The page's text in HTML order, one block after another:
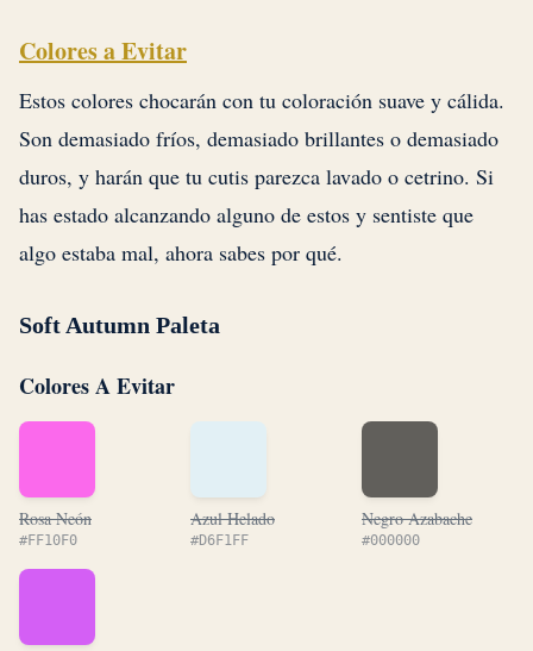
Colores a Evitar
Estos colores chocarán con tu coloración suave y cálida.
Son demasiado fríos, demasiado brillantes o demasiado
duros, y harán que tu cutis parezca lavado o cetrino. Si
has estado alcanzando alguno de estos y sentiste que
algo estaba mal, ahora sabes por qué.
Soft Autumn Paleta
Colores A Evitar
Rosa Neón
#FF10F0
Azul Helado
#D6F1FF
Negro Azabache
#000000